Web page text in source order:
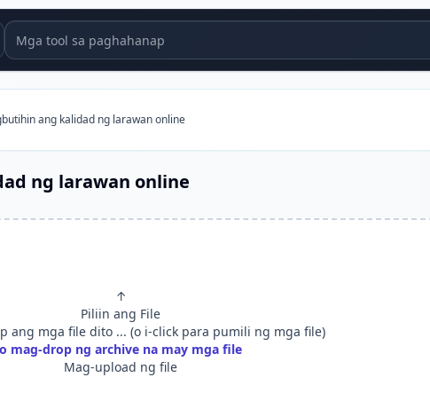
Mga tool sa paghahanap
ang kalidad ng larawan online
ng larawan online
↑
Piliin ang File
ang mga file dito ... (o i-click para pumili ng mga file)
o mag-drop ng archive na may mga file
Mag-upload ng file